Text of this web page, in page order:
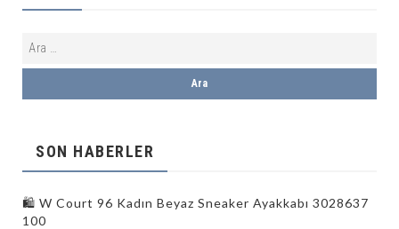
SON HABERLER
🛍️ W Court 96 Kadın Beyaz Sneaker Ayakkabı 3028637
100